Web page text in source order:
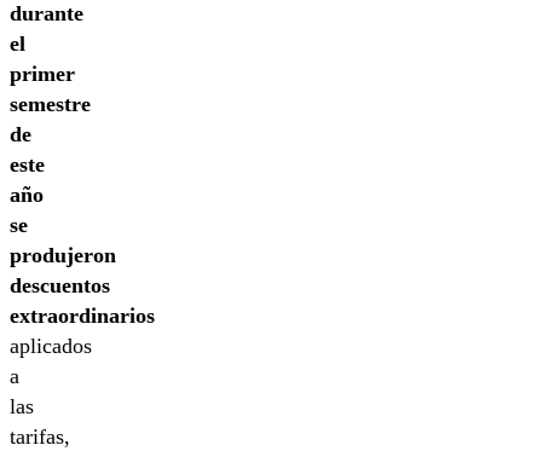
durante
el
primer
semestre
de
este
año
se
produjeron
descuentos
extraordinarios
aplicados
a
las
tarifas,